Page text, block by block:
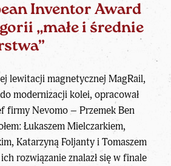
Inventor Award
„małe i średnie
lewitacji magnetycznej MagRail,
modernizacji kolei, opracował
firmy Nevomo – Przemek Ben
Łukaszem Mielczarkiem,
Katarzyną Foljanty i Tomaszem
rozwiązanie znalazł się w finale